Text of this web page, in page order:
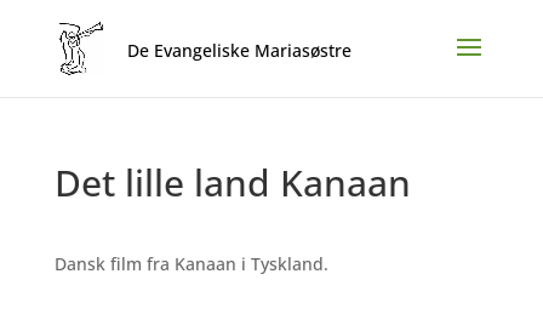
Det lille land Kanaan
Dansk film fra Kanaan i Tyskland.